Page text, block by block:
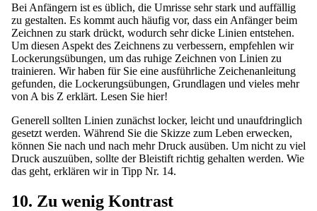
Bei Anfängern ist es üblich, die Umrisse sehr stark und auffällig
zu gestalten. Es kommt auch häufig vor, dass ein Anfänger beim
Zeichnen zu stark drückt, wodurch sehr dicke Linien entstehen.
Um diesen Aspekt des Zeichnens zu verbessern, empfehlen wir
Lockerungsübungen, um das ruhige Zeichnen von Linien zu
trainieren. Wir haben für Sie eine ausführliche Zeichenanleitung
gefunden, die Lockerungsübungen, Grundlagen und vieles mehr
von A bis Z erklärt. Lesen Sie hier!
Generell sollten Linien zunächst locker, leicht und unaufdringlich
gesetzt werden. Während Sie die Skizze zum Leben erwecken,
können Sie nach und nach mehr Druck ausüben. Um nicht zu viel
Druck auszuüben, sollte der Bleistift richtig gehalten werden. Wie
das geht, erklären wir in Tipp Nr. 14.
10. Zu wenig Kontrast